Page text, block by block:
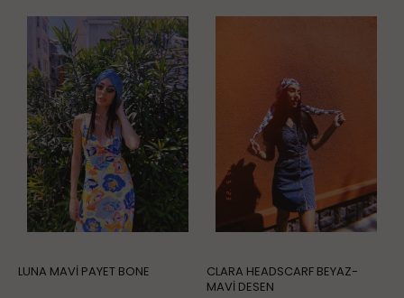
LUNA MAVİ PAYET BONE
CLARA HEADSCARF BEYAZ-
MAVİ DESEN